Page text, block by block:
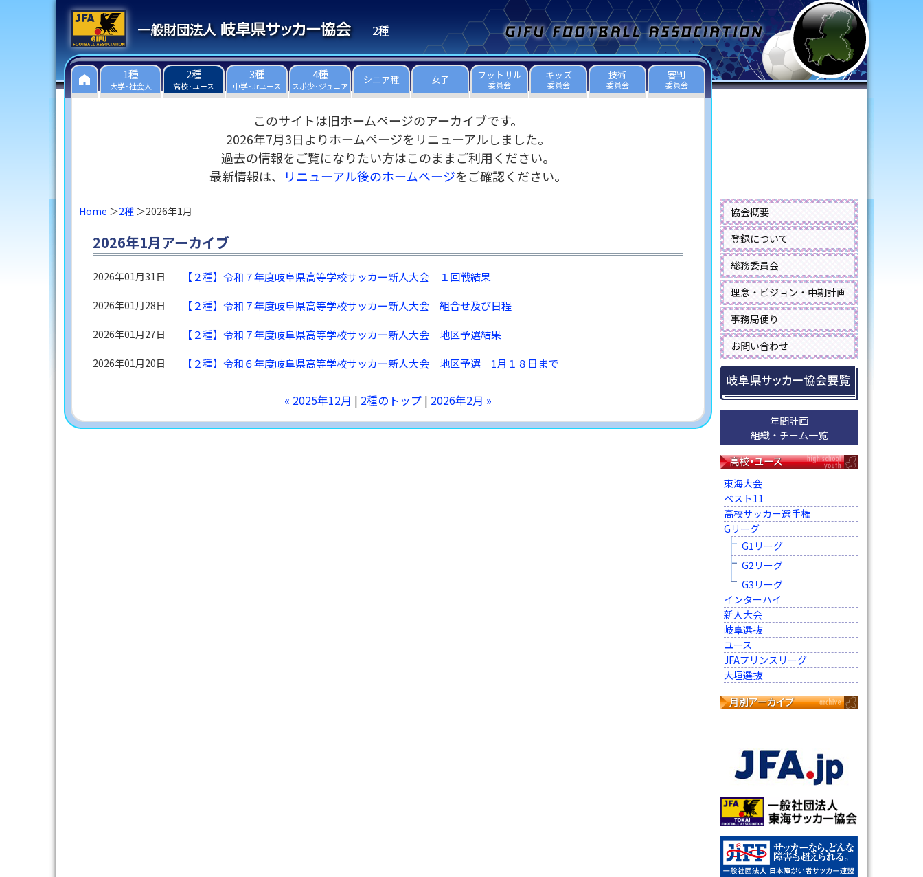
2種
1種
大学･社会人
2種
高校･ユース
3種
中学･Jrユース
4種
スポ少･ジュニア シニア種 女子 フットサル
委員会
キッズ
委員会
技術
委員会
審判
委員会
このサイトは旧ホームページのアーカイブです。
2026年7月3日よりホームページをリニューアルしました。
過去の情報をご覧になりたい方はこのままご利用ください。
最新情報は、
リニューアル後のホームページをご確認ください。
Home 2種 2026年1月
2026年1月アーカイブ
2026年01月31日 【２種】令和７年度岐阜県高等学校サッカー新人大会 １回戦結果
2026年01月28日 【２種】令和７年度岐阜県高等学校サッカー新人大会 組合せ及び日程
2026年01月27日 【２種】令和７年度岐阜県高等学校サッカー新人大会 地区予選結果
2026年01月20日 【２種】令和６年度岐阜県高等学校サッカー新人大会 地区予選 1月１８日まで
« 2025年12月 | 2種のトップ | 2026年2月 »
協会概要
登録について
総務委員会
理念・ビジョン・中期計画
事務局便り
お問い合わせ
年間計画
組織・チーム一覧
東海大会
ベスト11
高校サッカー選手権
Gリーグ
G1リーグ
G2リーグ
G3リーグ
インターハイ
新人大会
岐阜選抜
ユース
JFAプリンスリーグ
大垣選抜